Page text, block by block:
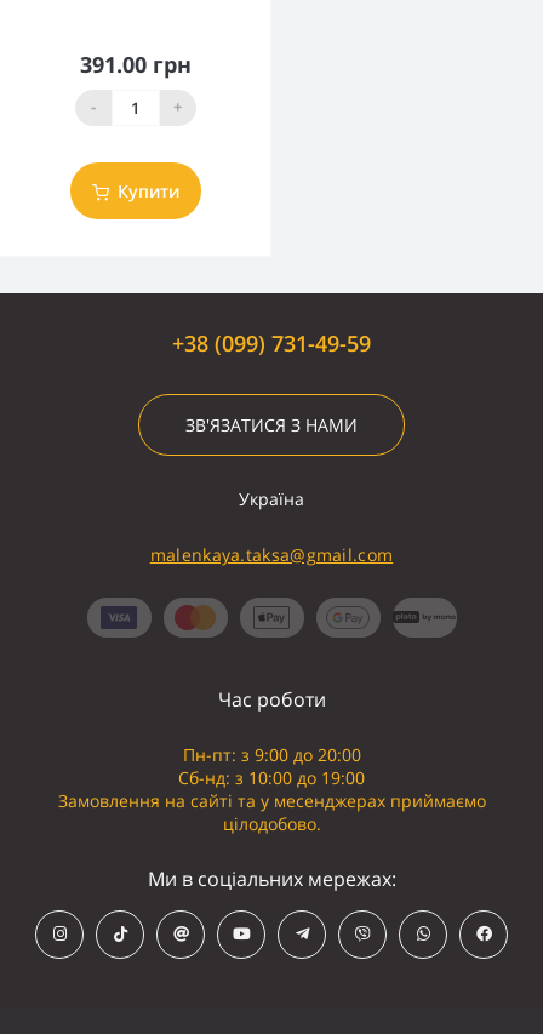
391.00 грн
- +
Купити
+38 (099) 731-49-59
ЗВ'ЯЗАТИСЯ З НАМИ
Україна
malenkaya.taksa@gmail.com
Час роботи
Пн-пт: з 9:00 до 20:00
Сб-нд: з 10:00 до 19:00
Замовлення на сайті та у месенджерах приймаємо
цілодобово.
Ми в соціальних мережах: